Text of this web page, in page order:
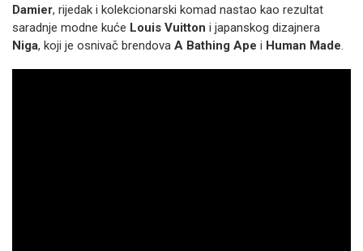
Damier, rijedak i kolekcionarski komad nastao kao rezultat
saradnje modne kuće Louis Vuitton i japanskog dizajnera
Niga, koji je osnivač brendova A Bathing Ape i Human Made.